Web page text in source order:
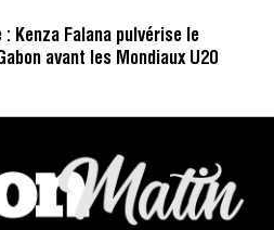
Kenza Falana pulvérise le
avant les Mondiaux U20